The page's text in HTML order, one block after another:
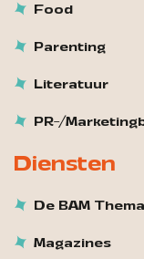
Food
Parenting
Literatuur
PR-/
Diensten
De BAM
Magazines